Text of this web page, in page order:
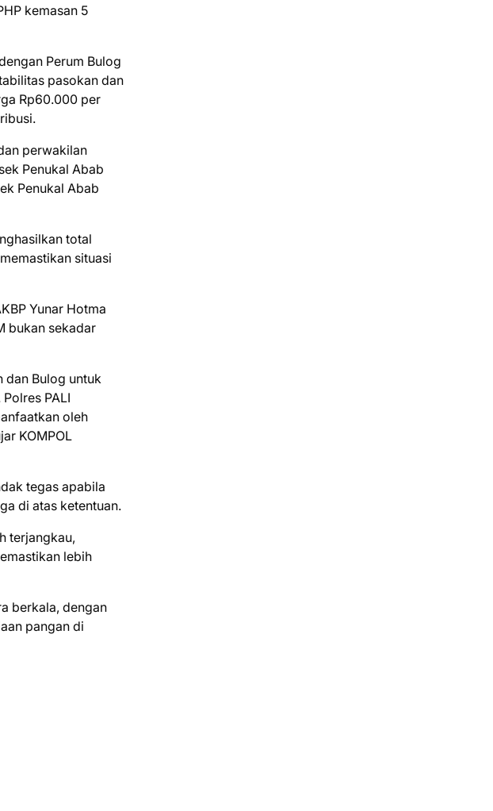
kemasan 5
Perum Bulog
pasokan dan
Rp60.000 per
perwakilan
Penukal Abab
Penukal Abab
total
situasi
Yunar Hotma
bukan sekadar
dan Bulog untuk
PALI
oleh
KOMPOL
tegas apabila
di atas ketentuan.
terjangkau,
lebih
berkala, dengan
pangan di